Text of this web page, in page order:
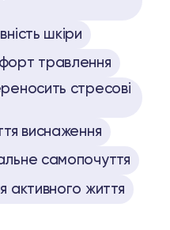
шкіри
травлення
стресові
виснаження
самопочуття
активного життя